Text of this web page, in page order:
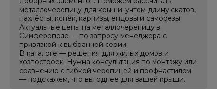
СБ:
09-
00
до
14-
ВС:
Выходной
Контакты
металлочерепицу для крыши: учтём длину скатов,
нахлёсты, конёк, карнизы, ендовы и саморезы.
Актуальные цены на металлочерепицу в
Симферополе — по запросу менеджера с
привязкой к выбранной серии.
В каталоге — решения для жилых домов и
хозпостроек. Нужна консультация по монтажу или
сравнению с гибкой черепицей и профнастилом
— подскажем, что выгоднее для вашей крыши.